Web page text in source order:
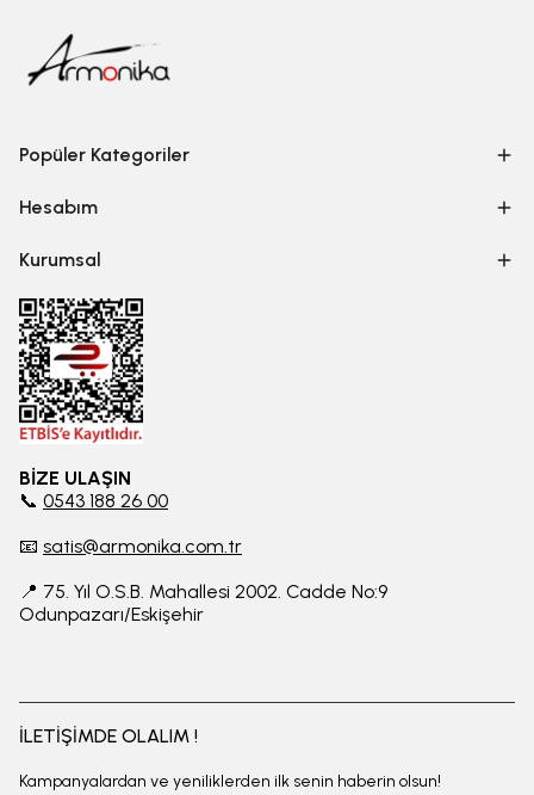
Popüler Kategoriler
Hesabım
Kurumsal
BİZE ULAŞIN
📞 0543 188 26 00
📧 satis@armonika.com.tr
📍 75. Yıl O.S.B. Mahallesi 2002. Cadde No:9
Odunpazarı/Eskişehir
İLETİŞİMDE OLALIM !
Kampanyalardan ve yeniliklerden ilk senin haberin olsun!